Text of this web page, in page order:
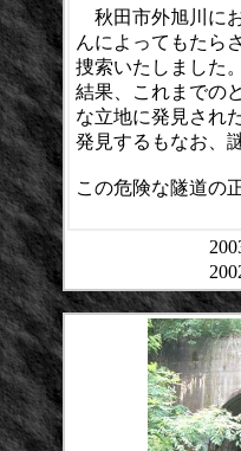
秋田市外旭川に
んによってもたら
捜索いたしました。
結果、これまでの
な立地に発見され
発見するもなお、
この危険な隧道の